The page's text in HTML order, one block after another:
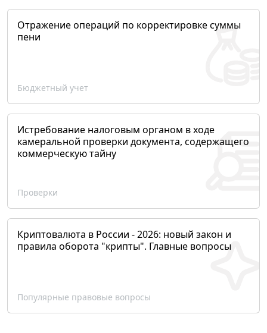
Отражение операций по корректировке суммы
пени
Бюджетный учет
Истребование налоговым органом в ходе
камеральной проверки документа, содержащего
коммерческую тайну
Проверки
Криптовалюта в России - 2026: новый закон и
правила оборота "крипты". Главные вопросы
Популярные правовые вопросы